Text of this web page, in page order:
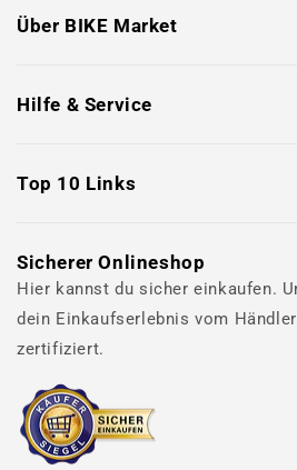
Über BIKE Market
Hilfe & Service
Top 10 Links
Sicherer Onlineshop
Hier kannst du sicher einkaufen.
dein Einkaufserlebnis vom
zertifiziert.